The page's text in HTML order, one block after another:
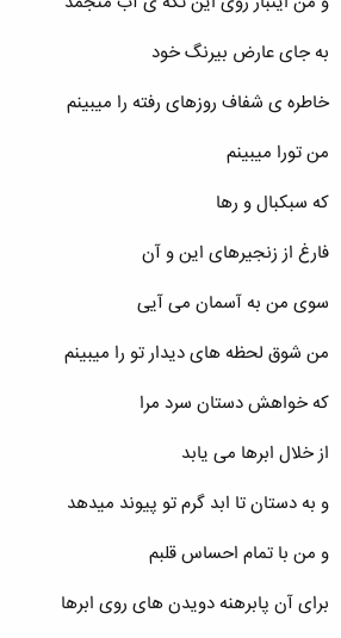
به جای عارض بیرنگ خود
خاطره ی شفاف روزهای رفته را میبینم
من تورا میبینم
که سبکبال و رها
فارغ از زنجیرهای این و آن
سوی من به آسمان می آیی
من شوق لحظه های دیدار تو را میبینم
که خواهش دستان سرد مرا
از خلال ابرها می یابد
و به دستان تا ابد گرم تو پیوند میدهد
و من با تمام احساس قلبم
برای آن پابرهنه دویدن های روی ابرها